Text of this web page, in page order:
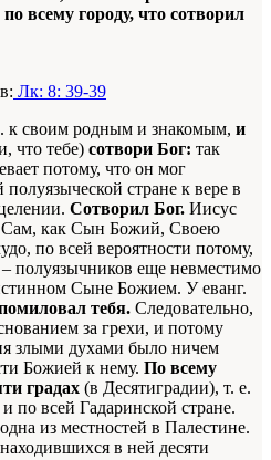
всему городу, что сотворил
Лк: 8: 39-39
к своим родным и знакомым, и
что тебе) сотвори Бог: так
потому, что он мог
стране к вере в
Сотворил Бог. Иисус
Сам, как Сын Божий, Своею
по всей вероятности потому,
полуязычников еще невместимо
Сыне Божием. У еванг.
тебя. Следовательно,
за грехи, и потому
злыми духами было ничем
Божией к нему. По всему
градах (в Десятиградии), т. е.
по всей Гадаринской стране.
из местностей в Палестине.
в ней десяти